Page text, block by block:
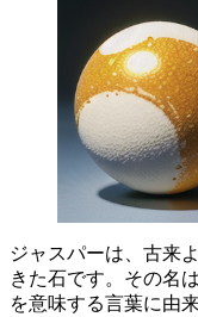
ジャスパーは、古来
きた石です。 その名
を意味する言葉に由